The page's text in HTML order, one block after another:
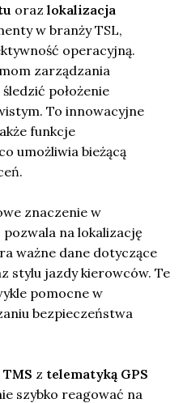
oraz lokalizacja
w branży TSL,
operacyjną.
zarządzania
położenie
To innowacyjne
funkcje
umożliwia bieżącą
znaczenie w
na lokalizację
ważne dane dotyczące
stylu jazdy kierowców. Te
pomocne w
bezpieczeństwa
TMS z telematyką GPS
szybko reagować na